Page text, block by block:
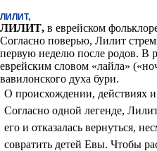
ЛИЛИТ,
ЛИЛИТ, в еврейском
Согласно поверью, Лилит
первую неделю после родов. В
еврейским словом «лайла»
вавилонского духа бури.
О происхождении, действиях
Согласно одной легенде,
его и отказалась вернуться,
совратить детей Евы. Чтобы